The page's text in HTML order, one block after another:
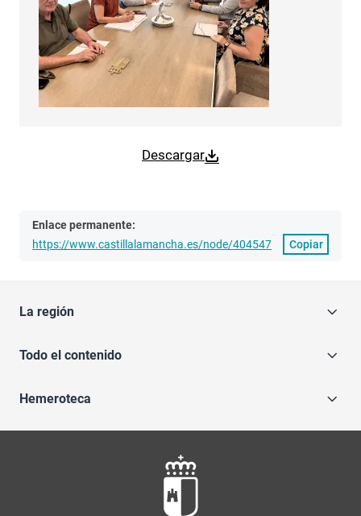
Descargar
Enlace permanente:
https://www.castillalamancha.es/node/404547
Copiar
La región
Todo el contenido
Hemeroteca